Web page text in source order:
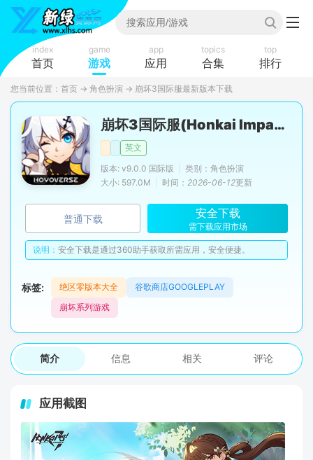
index
首页
game
游戏
app
应用
topics
合集
top
排行
您当前位置： 首页 → 角色扮演 → 崩坏3国际服最新版本下载
崩坏3国际服(Honkai Impact 3rd)
英文
版本: v9.0.0 国际版
类别：角色扮演
大小: 597.0M
时间： 2026-06-12更新
普通下载 安全下载
需下载应用市场
说明： 安全下载是通过360助手获取所需应用，安全便捷。
标签: 绝区零版本大全
谷歌商店GOOGLEPLAY
崩坏系列游戏
简介 信息 相关 评论
应用截图